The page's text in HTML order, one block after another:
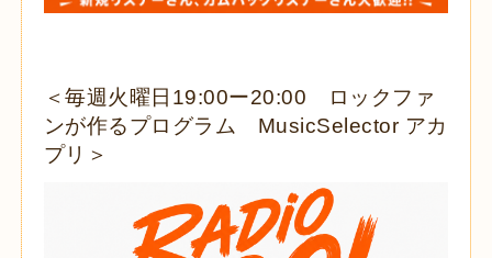
＜毎週火曜日19:00ー20:00 ロックファ
ンが作るプログラム MusicSelector アカ
プリ＞